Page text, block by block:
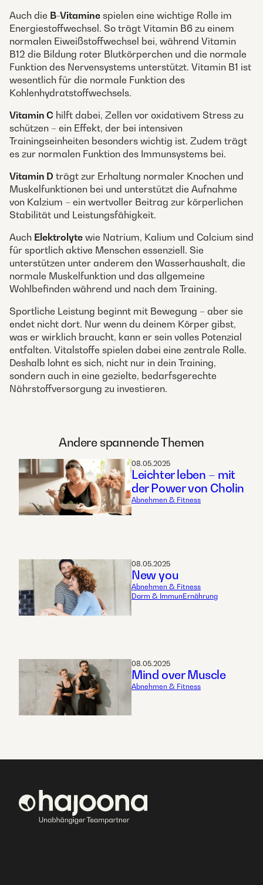
Auch die B-Vitamine spielen eine wichtige Rolle im
Energiestoffwechsel. So trägt Vitamin B6 zu einem
normalen Eiweißstoffwechsel bei, während Vitamin
B12 die Bildung roter Blutkörperchen und die normale
Funktion des Nervensystems unterstützt. Vitamin B1 ist
wesentlich für die normale Funktion des
Kohlenhydratstoffwechsels.
Vitamin C hilft dabei, Zellen vor oxidativem Stress zu
schützen – ein Effekt, der bei intensiven
Trainingseinheiten besonders wichtig ist. Zudem trägt
es zur normalen Funktion des Immunsystems bei.
Vitamin D trägt zur Erhaltung normaler Knochen und
Muskelfunktionen bei und unterstützt die Aufnahme
von Kalzium – ein wertvoller Beitrag zur körperlichen
Stabilität und Leistungsfähigkeit.
Auch Elektrolyte wie Natrium, Kalium und Calcium sind
für sportlich aktive Menschen essenziell. Sie
unterstützen unter anderem den Wasserhaushalt, die
normale Muskelfunktion und das allgemeine
Wohlbefinden während und nach dem Training.
Sportliche Leistung beginnt mit Bewegung – aber sie
endet nicht dort. Nur wenn du deinem Körper gibst,
was er wirklich braucht, kann er sein volles Potenzial
entfalten. Vitalstoffe spielen dabei eine zentrale Rolle.
Deshalb lohnt es sich, nicht nur in dein Training,
sondern auch in eine gezielte, bedarfsgerechte
Nährstoffversorgung zu investieren.
Andere spannende Themen
08.05.2025
Leichter leben – mit
der Power von Cholin
Abnehmen & Fitness
08.05.2025
New you
Abnehmen & Fitness
Darm & ImmunErnährung
08.05.2025
Mind over Muscle
Abnehmen & Fitness